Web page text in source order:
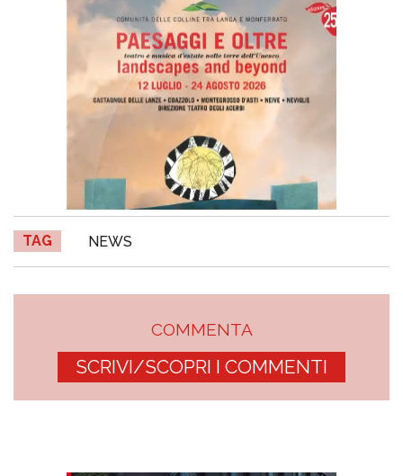
TAG NEWS
COMMENTA
SCRIVI/SCOPRI I COMMENTI